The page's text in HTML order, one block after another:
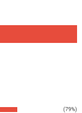
(79%)